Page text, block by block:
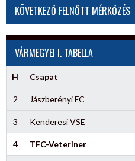
KÖVETKEZŐ FELNŐTT MÉRKŐZÉS
VÁRMEGYEI I. TABELLA
H Csapat
2 Jászberényi FC
3 Kenderesi VSE
4 TFC-Veteriner